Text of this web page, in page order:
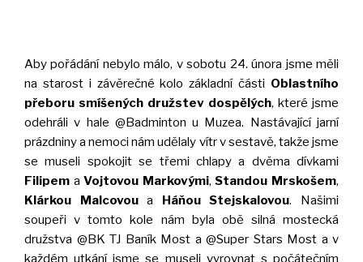
Aby pořádání nebylo málo, v sobotu 24. února jsme měli
na starost i závěrečné kolo základní části Oblastního
přeboru smíšených družstev dospělých, které jsme
odehráli v hale @Badminton u Muzea. Nastávající jarní
prázdniny a nemoci nám udělaly vítr v sestavě, takže jsme
se museli spokojit se třemi chlapy a dvěma dívkami
Filipem aVojtovou Markovými,Standou Mrskošem,
Klárkou Malcovoua Háňou Stejskalovou. Našimi
soupeři v tomto kole nám byla obě silná mostecká
družstva @BK TJ Baník Most a @Super Stars Most a v
každém utkání jsme se museli vyrovnat s počátečním